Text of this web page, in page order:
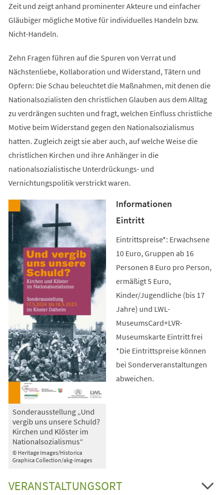
Zeit und zeigt anhand prominenter Akteure und einfacher
Gläubiger mögliche Motive für individuelles Handeln bzw.
Nicht-Handeln.
Zehn Fragen führen auf die Spuren von Verrat und
Nächstenliebe, Kollaboration und Widerstand, Tätern und
Opfern: Die Schau beleuchtet die Maßnahmen, mit denen die
Nationalsozialisten den christlichen Glauben aus dem Alltag
zu verdrängen suchten und fragt, welchen Einfluss christliche
Motive beim Widerstand gegen den Nationalsozialismus
hatten. Zugleich zeigt sie aber auch, auf welche Weise die
christlichen Kirchen und ihre Anhänger in die
nationalsozialistische Unterdrückungs- und
Vernichtungspolitik verstrickt waren.
© Heritage Images/Historica
Graphica Collection/akg-images
Sonderausstellung „Und
vergib uns unsere Schuld?
Kirchen und Klöster im
Nationalsozialismus“
Informationen
Eintritt
Eintrittspreise*: Erwachsene
10 Euro, Gruppen ab 16
Personen 8 Euro pro Person,
ermäßigt 5 Euro,
Kinder/Jugendliche (bis 17
Jahre) und LWL-
MuseumsCard+LVR-
Museumskarte Eintritt frei
*Die Eintrittspreise können
bei Sonderveranstaltungen
abweichen.
VERANSTALTUNGSORT